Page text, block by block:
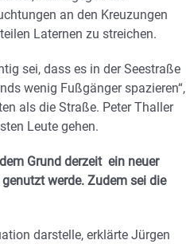
an den Kreuzungen
Laternen zu streichen.
sei, dass es in der Seestraße
wenig Fußgänger spazieren“,
als die Straße. Peter Thaller
Leute gehen.
Grund derzeit ein neuer
werde. Zudem sei die
darstelle, erklärte Jürgen